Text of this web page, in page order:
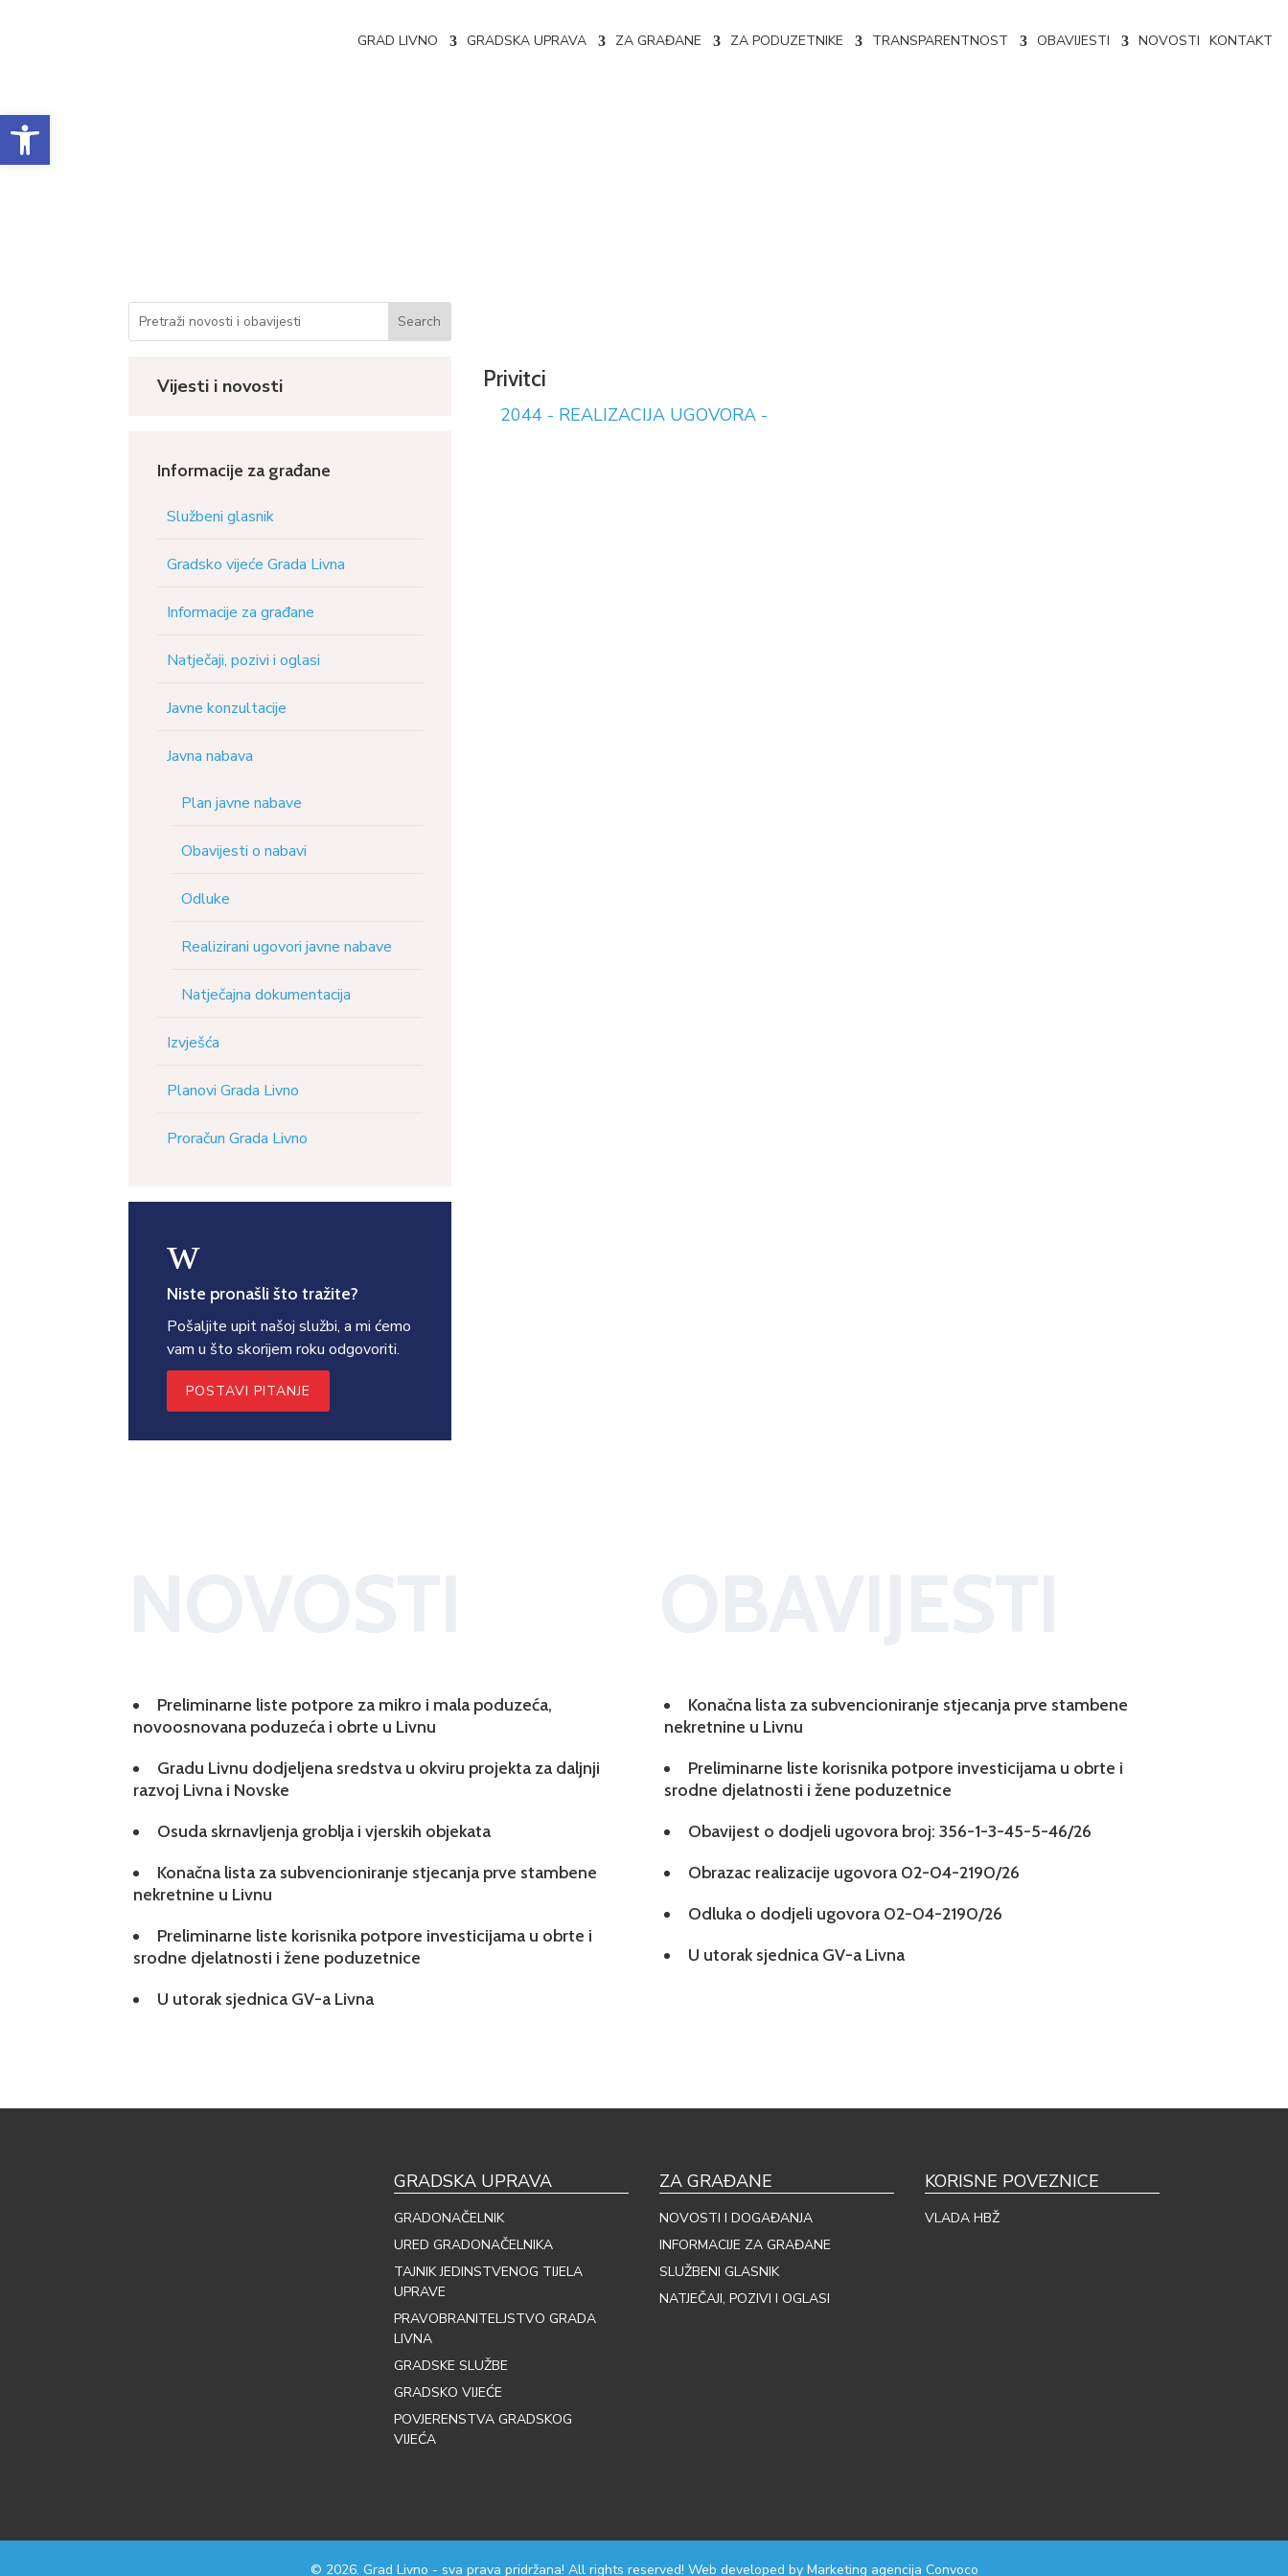
Open toolbar
GRAD LIVNO GRADSKA UPRAVA ZA GRAĐANE ZA PODUZETNIKE TRANSPARENTNOST OBAVIJESTI NOVOSTI KONTAKT
Vijesti i novosti
Informacije za građane
Službeni glasnik
Gradsko vijeće Grada Livna
Informacije za građane
Natječaji, pozivi i oglasi
Javne konzultacije
Javna nabava
Plan javne nabave
Obavijesti o nabavi
Odluke
Realizirani ugovori javne nabave
Natječajna dokumentacija
Izvješća
Planovi Grada Livno
Proračun Grada Livno
w
Niste pronašli što tražite?
Pošaljite upit našoj službi, a mi ćemo
vam u što skorijem roku odgovoriti.
POSTAVI PITANJE
Privitci
2044 - REALIZACIJA UGOVORA -
Preliminarne liste potpore za mikro i mala poduzeća,
novoosnovana poduzeća i obrte u Livnu
Gradu Livnu dodjeljena sredstva u okviru projekta za daljnji
razvoj Livna i Novske
Osuda skrnavljenja groblja i vjerskih objekata
Konačna lista za subvencioniranje stjecanja prve stambene
nekretnine u Livnu
Preliminarne liste korisnika potpore investicijama u obrte i
srodne djelatnosti i žene poduzetnice
U utorak sjednica GV-a Livna
Konačna lista za subvencioniranje stjecanja prve stambene
nekretnine u Livnu
Preliminarne liste korisnika potpore investicijama u obrte i
srodne djelatnosti i žene poduzetnice
Obavijest o dodjeli ugovora broj: 356-1-3-45-5-46/26
Obrazac realizacije ugovora 02-04-2190/26
Odluka o dodjeli ugovora 02-04-2190/26
U utorak sjednica GV-a Livna
GRADSKA UPRAVA
GRADONAČELNIK
URED GRADONAČELNIKA
TAJNIK JEDINSTVENOG TIJELA
UPRAVE
PRAVOBRANITELJSTVO GRADA
LIVNA
GRADSKE SLUŽBE
GRADSKO VIJEĆE
POVJERENSTVA GRADSKOG
VIJEĆA
ZA GRAĐANE
NOVOSTI I DOGAĐANJA
INFORMACIJE ZA GRAĐANE
SLUŽBENI GLASNIK
NATJEČAJI, POZIVI I OGLASI
KORISNE POVEZNICE
VLADA HBŽ
© 2026. Grad Livno - sva prava pridržana! All rights reserved! Web developed by Marketing agencija Convoco